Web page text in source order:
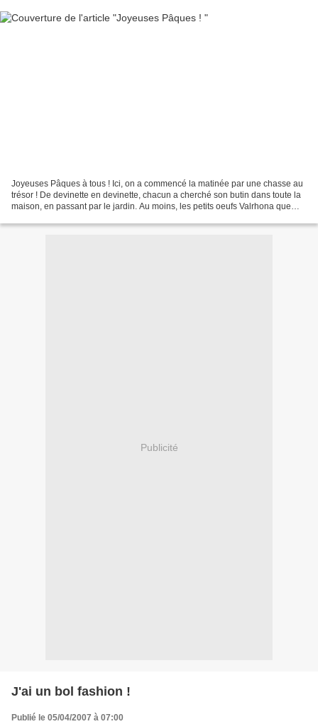
Joyeuses Pâques à tous ! Ici, on a commencé la matinée par une chasse au
trésor ! De devinette en devinette, chacun a cherché son butin dans toute la
maison, en passant par le jardin. Au moins, les petits oeufs Valrhona que
Publicité
J'ai un bol fashion !
Publié le 05/04/2007 à 07:00